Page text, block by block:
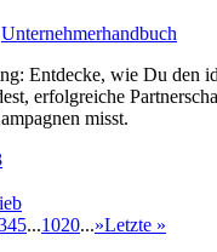
Unternehmerhandbuch
Entdecke, wie Du den
erfolgreiche
misst.
45...1020...»Letzte »